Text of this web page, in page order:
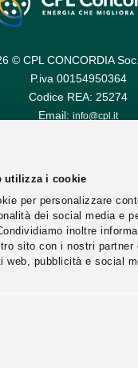
utilizza i cookie
per personalizzare
dei social media e
inoltre
sito con i nostri partner
web, pubblicità e social
© CPL CONCORDIA
P.iva 00154950364
Codice REA: 25274
Email: info@cpl.it